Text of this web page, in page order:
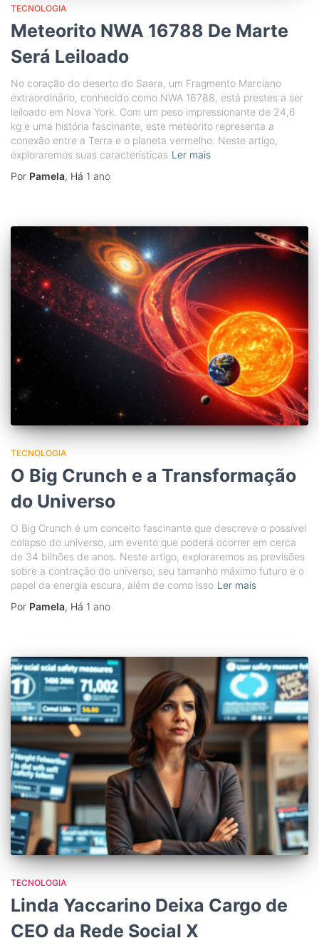
TECNOLOGIA
Meteorito NWA 16788 De Marte
Será Leiloado
No coração do deserto do Saara, um Fragmento Marciano
extraordinário, conhecido como NWA 16788, está prestes a ser
leiloado em Nova York. Com um peso impressionante de 24,6
kg e uma história fascinante, este meteorito representa a
conexão entre a Terra e o planeta vermelho. Neste artigo,
exploraremos suas características Ler mais
Por Pamela, Há 1 ano
TECNOLOGIA
O Big Crunch e a Transformação
do Universo
O Big Crunch é um conceito fascinante que descreve o possível
colapso do universo, um evento que poderá ocorrer em cerca
de 34 bilhões de anos. Neste artigo, exploraremos as previsões
sobre a contração do universo, seu tamanho máximo futuro e o
papel da energia escura, além de como isso Ler mais
Por Pamela, Há 1 ano
TECNOLOGIA
Linda Yaccarino Deixa Cargo de
CEO da Rede Social X